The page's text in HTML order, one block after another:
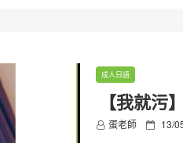
成人日語
【我就污
蛋老師
P 13/